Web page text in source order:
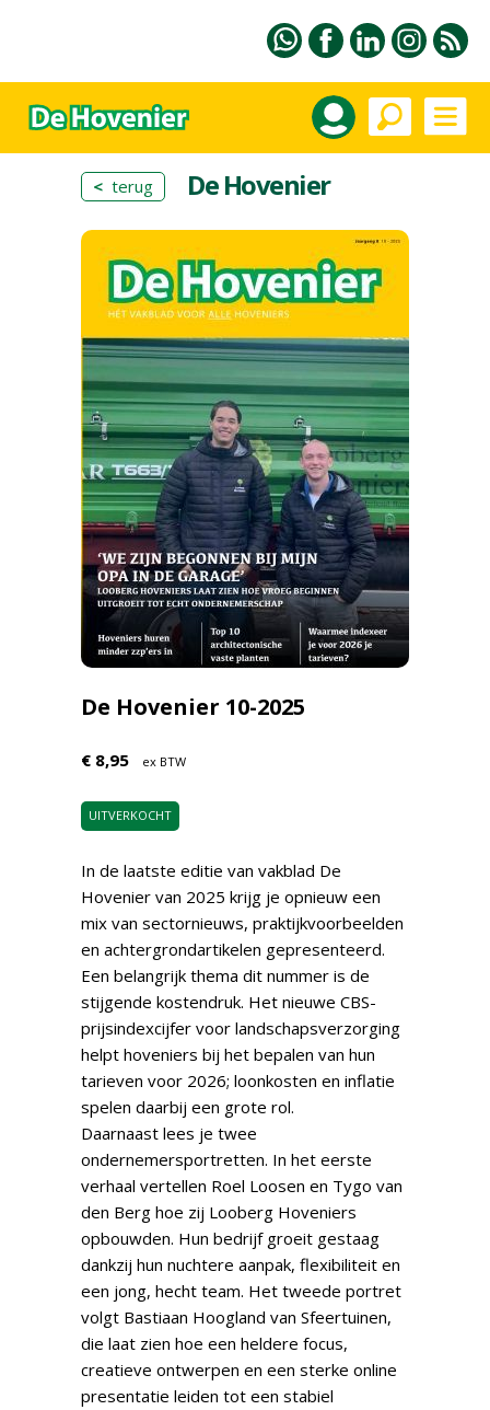
< terug De Hovenier
De Hovenier 10-2025
€ 8,95 ex BTW
UITVERKOCHT
In de laatste editie van vakblad De
Hovenier van 2025 krijg je opnieuw een
mix van sectornieuws, praktijkvoorbeelden
en achtergrondartikelen gepresenteerd.
Een belangrijk thema dit nummer is de
stijgende kostendruk. Het nieuwe CBS-
prijsindexcijfer voor landschapsverzorging
helpt hoveniers bij het bepalen van hun
tarieven voor 2026; loonkosten en inflatie
spelen daarbij een grote rol.
Daarnaast lees je twee
ondernemersportretten. In het eerste
verhaal vertellen Roel Loosen en Tygo van
den Berg hoe zij Looberg Hoveniers
opbouwden. Hun bedrijf groeit gestaag
dankzij hun nuchtere aanpak, flexibiliteit en
een jong, hecht team. Het tweede portret
volgt Bastiaan Hoogland van Sfeertuinen,
die laat zien hoe een heldere focus,
creatieve ontwerpen en een sterke online
presentatie leiden tot een stabiel